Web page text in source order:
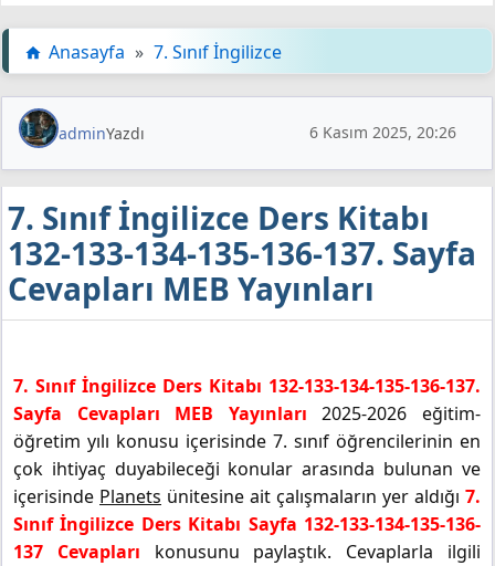
Anasayfa » 7. Sınıf İngilizce
adminYazdı 6 Kasım 2025, 20:26
7. Sınıf İngilizce Ders Kitabı
132-133-134-135-136-137. Sayfa
Cevapları MEB Yayınları
7. Sınıf İngilizce Ders Kitabı 132-133-134-135-136-137.
Sayfa Cevapları MEB Yayınları 2025-2026 eğitim-
öğretim yılı konusu içerisinde 7. sınıf öğrencilerinin en
çok ihtiyaç duyabileceği konular arasında bulunan ve
içerisinde Planets ünitesine ait çalışmaların yer aldığı 7.
Sınıf İngilizce Ders Kitabı Sayfa 132-133-134-135-136-
137 Cevapları konusunu paylaştık. Cevaplarla ilgili